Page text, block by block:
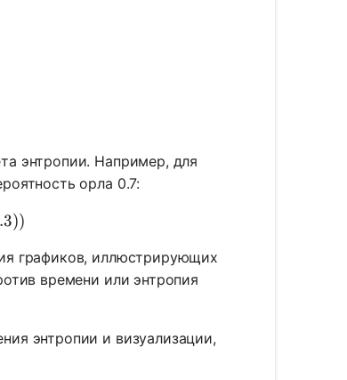
\ln(f(x)) \, dx
энтропии. Например, для
орла 0.7:
+ 0.3 \log_2(0.3))
))
графиков, иллюстрирующих
времени или энтропия
энтропии и визуализации,